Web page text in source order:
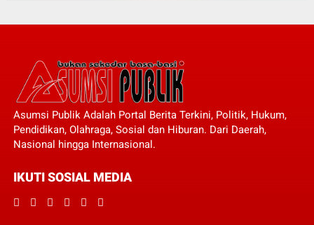
Asumsi Publik Adalah Portal Berita Terkini, Politik, Hukum,
Pendidikan, Olahraga, Sosial dan Hiburan. Dari Daerah,
Nasional hingga Internasional.
IKUTI SOSIAL MEDIA